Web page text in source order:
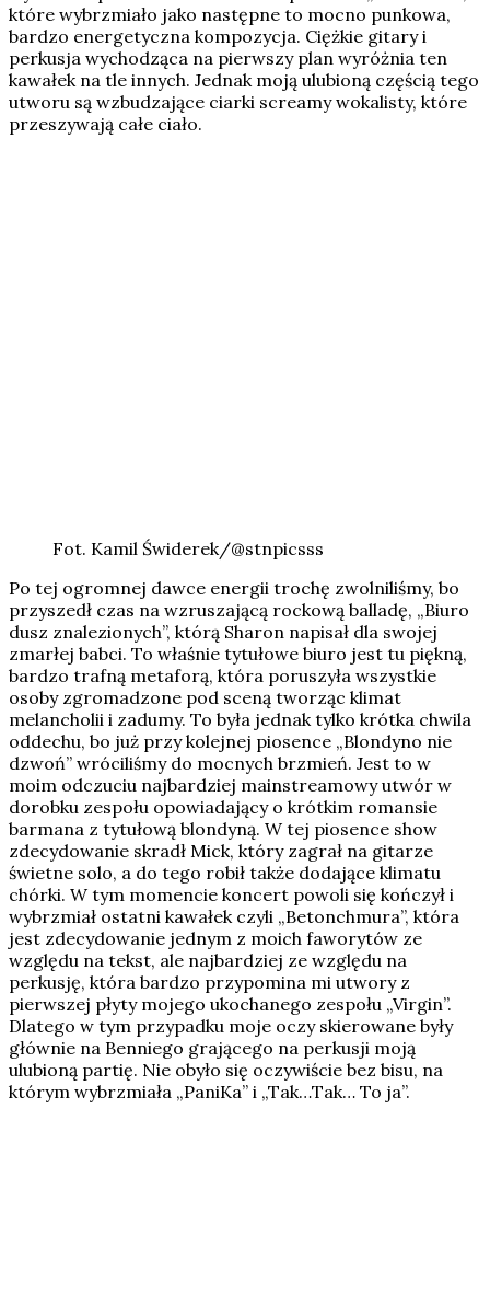
które wybrzmiało jako następne to mocno punkowa,
bardzo energetyczna kompozycja. Ciężkie gitary i
perkusja wychodząca na pierwszy plan wyróżnia ten
kawałek na tle innych. Jednak moją ulubioną częścią tego
utworu są wzbudzające ciarki screamy wokalisty, które
przeszywają całe ciało.
Fot. Kamil Świderek/@stnpicsss
Po tej ogromnej dawce energii trochę zwolniliśmy, bo
przyszedł czas na wzruszającą rockową balladę, „Biuro
dusz znalezionych”, którą Sharon napisał dla swojej
zmarłej babci. To właśnie tytułowe biuro jest tu piękną,
bardzo trafną metaforą, która poruszyła wszystkie
osoby zgromadzone pod sceną tworząc klimat
melancholii i zadumy. To była jednak tylko krótka chwila
oddechu, bo już przy kolejnej piosence „Blondyno nie
dzwoń” wróciliśmy do mocnych brzmień. Jest to w
moim odczuciu najbardziej mainstreamowy utwór w
dorobku zespołu opowiadający o krótkim romansie
barmana z tytułową blondyną. W tej piosence show
zdecydowanie skradł Mick, który zagrał na gitarze
świetne solo, a do tego robił także dodające klimatu
chórki. W tym momencie koncert powoli się kończył i
wybrzmiał ostatni kawałek czyli „Betonchmura”, która
jest zdecydowanie jednym z moich faworytów ze
względu na tekst, ale najbardziej ze względu na
perkusję, która bardzo przypomina mi utwory z
pierwszej płyty mojego ukochanego zespołu „Virgin”.
Dlatego w tym przypadku moje oczy skierowane były
głównie na Benniego grającego na perkusji moją
ulubioną partię. Nie obyło się oczywiście bez bisu, na
którym wybrzmiała „PaniKa” i „Tak…Tak… To ja”.